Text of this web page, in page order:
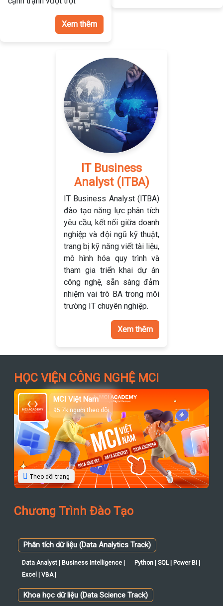
Xem thêm
IT Business
Analyst (ITBA)
IT Business Analyst (ITBA)
đào tạo năng lực phân tích
yêu cầu, kết nối giữa doanh
nghiệp và đội ngũ kỹ thuật,
trang bị kỹ năng viết tài liệu,
mô hình hóa quy trình và
tham gia triển khai dự án
công nghệ, sẵn sàng đảm
nhiệm vai trò BA trong môi
trường IT chuyên nghiệp.
Xem thêm
HỌC VIỆN CÔNG NGHỆ MCI
MCI Việt Nam
95.7k người theo dõi
Theo dõi trang
Chương Trình Đào Tạo
Phân tích dữ liệu (Data Analytics Track)
Data Analyst | Business Intelligence |
Python | SQL | Power BI |
Excel | VBA |
Khoa học dữ liệu (Data Science Track)